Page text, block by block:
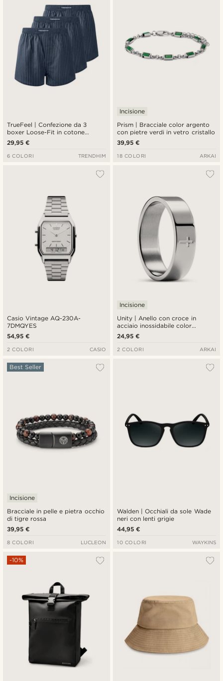
TrueFeel | Confezione da 3
boxer Loose-Fit in cotone
premium a righe blu navy e
bianco
29,95 €
6 COLORI TRENDHIM
Prism | Bracciale color argento
con pietre verdi in vetro cristallo
Incisione
39,95 €
18 COLORI ARKAI
Casio Vintage AQ-230A-
7DMQYES
54,95 €
2 COLORI CASIO
Unity | Anello con croce in
acciaio inossidabile color
argento da 6 mm
Incisione
24,95 €
2 COLORI ARKAI
Bracciale in pelle e pietra occhio
di tigre rossa
Best Seller
Incisione
39,95 €
8 COLORI LUCLEON
Walden | Occhiali da sole Wade
neri con lenti grigie
44,95 €
10 COLORI WAYKINS
-10%